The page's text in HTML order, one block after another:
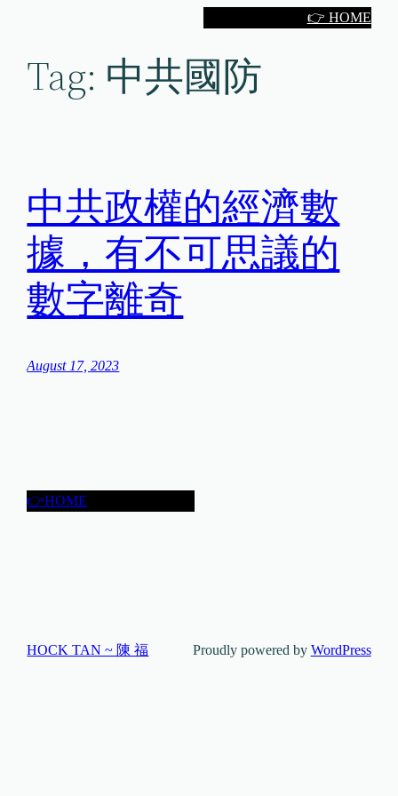
👉 HOME
Tag: 中共國防
中共政權的經濟數
據，有不可思議的
數字離奇
August 17, 2023
👉HOME
HOCK TAN ~ 陳 福 Proudly powered by WordPress